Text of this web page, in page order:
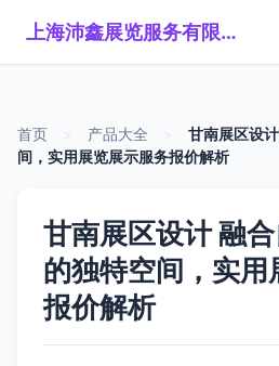
上海沛鑫展览服务有限公司
首页 产品大全
甘南展区设
间，实用展览展示服务报价解析
甘南展区设计 融
的独特空间，实用
报价解析